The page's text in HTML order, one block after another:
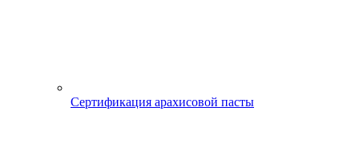
Сертификация арахисовой пасты